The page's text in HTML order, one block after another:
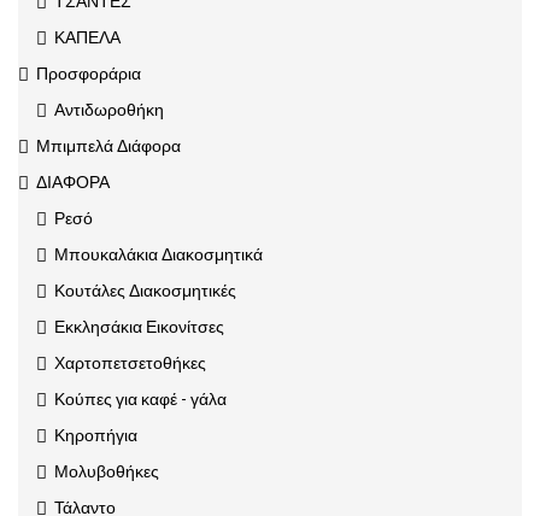
ΚΑΠΕΛΑ
Προσφοράρια
Αντιδωροθήκη
Μπιμπελά Διάφορα
ΔΙΑΦΟΡΑ
Ρεσό
Μπουκαλάκια Διακοσμητικά
Κουτάλες Διακοσμητικές
Εκκλησάκια Εικονίτσες
Χαρτοπετσετοθήκες
Κούπες για καφέ - γάλα
Κηροπήγια
Μολυβοθήκες
Τάλαντο